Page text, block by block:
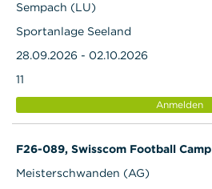
Sempach (LU)
Sportanlage Seeland
28.09.2026 - 02.10.2026
11
Anmelden
F26-089, Swisscom Football Camp
Meisterschwanden (AG)